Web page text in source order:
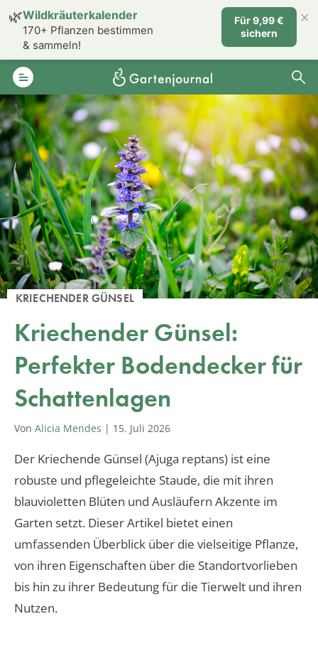
KRIECHENDER GÜNSEL
Kriechender Günsel:
Perfekter Bodendecker für
Schattenlagen
Von Alicia Mendes | 15. Juli 2026
Der Kriechende Günsel (Ajuga reptans) ist eine
robuste und pflegeleichte Staude, die mit ihren
blauvioletten Blüten und Ausläufern Akzente im
Garten setzt. Dieser Artikel bietet einen
umfassenden Überblick über die vielseitige Pflanze,
von ihren Eigenschaften über die Standortvorlieben
bis hin zu ihrer Bedeutung für die Tierwelt und ihren
Nutzen.
🌿Wildkräuterkalender
170+ Pflanzen bestimmen
& sammeln!
Für 9,99 €
sichern
×